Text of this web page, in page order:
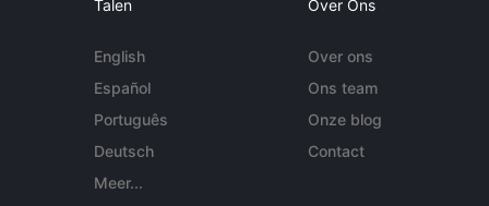
Talen
English
Español
Português
Deutsch
Meer...
Over Ons
Over ons
Ons team
Onze blog
Contact